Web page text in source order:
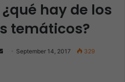
hay de los
temáticos?
September 14, 2017 329